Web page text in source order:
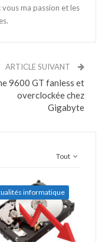
ma passion et les
ARTICLE SUIVANT
9600 GT fanless et
overclockée chez
Gigabyte
Tout
informatique